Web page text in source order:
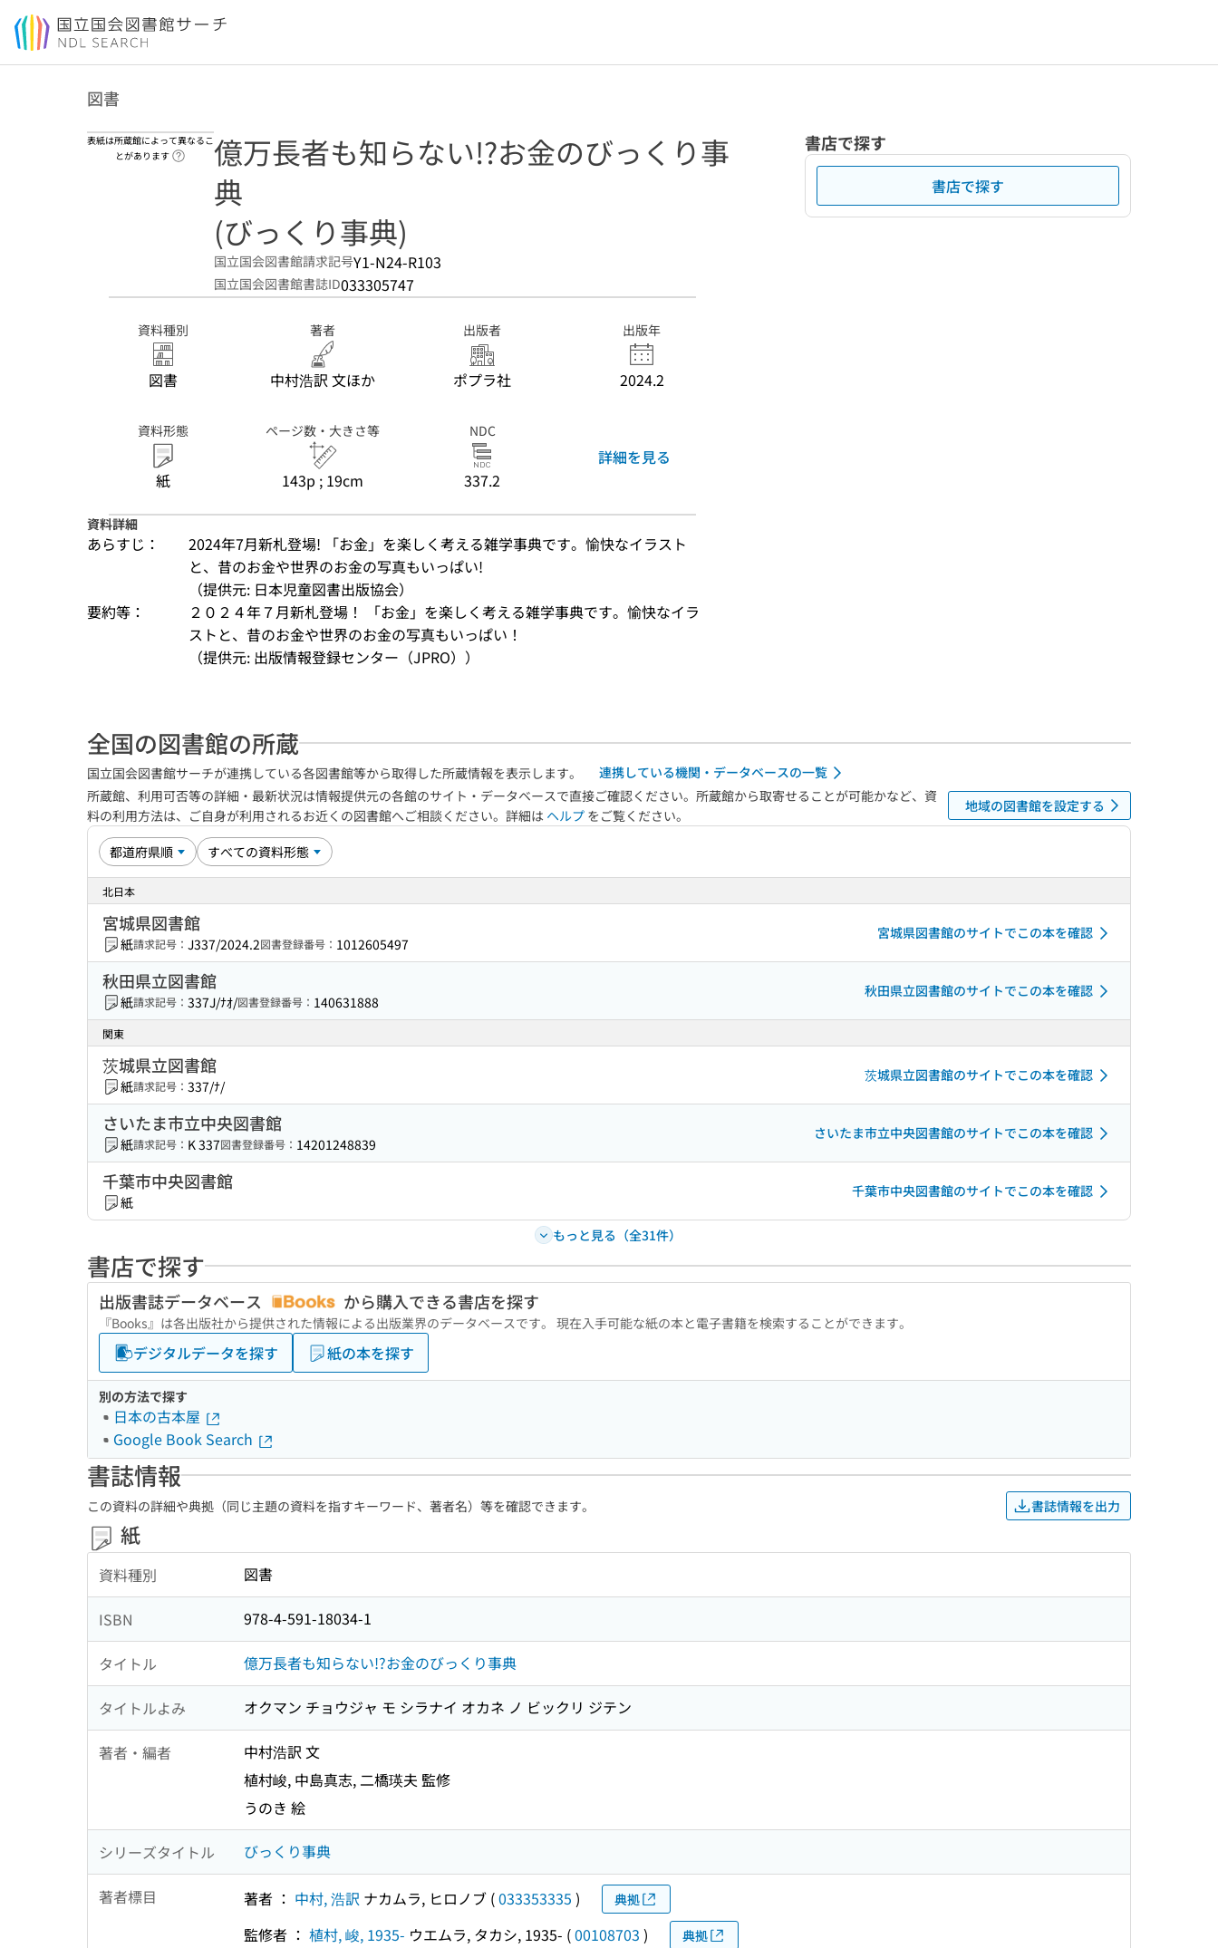
本文へ移動
図書
表紙は所蔵館によって異なるこ
とがあります
ヘルプページへのリンク
億万長者も知らない!?お金のびっくり事
典
(びっくり事典)
国立国会図書館請求記号Y1-N24-R103
国立国会図書館書誌ID033305747
資料種別
図書
著者
中村浩訳 文ほか
出版者
ポプラ社
出版年
2024.2
資料形態
紙
ページ数・大きさ等
143p ; 19cm
NDC
337.2
詳細を見る
資料詳細
あらすじ：
2024年7月新札登場! 「お金」を楽しく考える雑学事典です。愉快なイラスト
と、昔のお金や世界のお金の写真もいっぱい!
（提供元: 日本児童図書出版協会）
要約等：
２０２４年７月新札登場！ 「お金」を楽しく考える雑学事典です。愉快なイラ
ストと、昔のお金や世界のお金の写真もいっぱい！
（提供元: 出版情報登録センター（JPRO））
書店で探す
書店で探す
全国の図書館の所蔵
国立国会図書館サーチが連携している各図書館等から取得した所蔵情報を表示します。
連携している機関・データベースの一覧
所蔵館、利用可否等の詳細・最新状況は情報提供元の各館のサイト・データベースで直接ご確認ください。所蔵館から取寄せることが可能かなど、資
料の利用方法は、ご自身が利用されるお近くの図書館へご相談ください。詳細は ヘルプ をご覧ください。
地域の図書館を設定する
北日本
宮城県図書館
紙請求記号： J337/2024.2図書登録番号： 1012605497
宮城県図書館のサイトでこの本を確認
秋田県立図書館
紙請求記号： 337J/ﾅｵ/図書登録番号： 140631888
秋田県立図書館のサイトでこの本を確認
関東
茨城県立図書館
紙請求記号： 337/ﾅ/
茨城県立図書館のサイトでこの本を確認
さいたま市立中央図書館
紙請求記号： K 337図書登録番号： 14201248839
さいたま市立中央図書館のサイトでこの本を確認
千葉市中央図書館
紙
千葉市中央図書館のサイトでこの本を確認
もっと見る（全31件）
書店で探す
出版書誌データベース から購入できる書店を探す
『Books』は各出版社から提供された情報による出版業界のデータベースです。 現在入手可能な紙の本と電子書籍を検索することができます。
デジタルデータを探す 紙の本を探す
別の方法で探す
日本の古本屋
Google Book Search
書誌情報
この資料の詳細や典拠（同じ主題の資料を指すキーワード、著者名）等を確認できます。 書誌情報を出力
紙
資料種別 図書
ISBN 978-4-591-18034-1
タイトル 億万長者も知らない!?お金のびっくり事典
タイトルよみ オクマン チョウジャ モ シラナイ オカネ ノ ビックリ ジテン
著者・編者
中村浩訳 文
植村峻, 中島真志, 二橋瑛夫 監修
うのき 絵
シリーズタイトル びっくり事典
著者標目 著者 ： 中村, 浩訳 ナカムラ, ヒロノブ (033353335 ) 典拠
監修者 ： 植村, 峻, 1935- ウエムラ, タカシ, 1935- (00108703 ) 典拠